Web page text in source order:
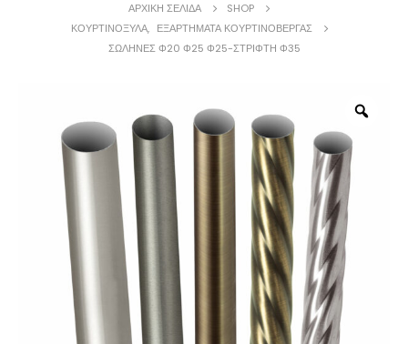
ΑΡΧΙΚΉ ΣΕΛΊΔΑ
SHOP
ΚΟΥΡΤΙΝΌΞΥΛΑ, ΕΞΑΡΤΉΜΑΤΑ ΚΟΥΡΤΙΝΌΒΕΡΓΑΣ
ΣΩΛΉΝΕΣ Φ20 Φ25 Φ25-ΣΤΡΙΦΤΉ Φ35